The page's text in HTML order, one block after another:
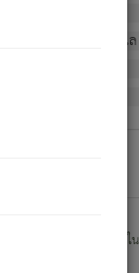
แปลงอีกต่อไป). ดังนี้แล
าสุด ก่อนนำข้อมูลไปใช้ใน